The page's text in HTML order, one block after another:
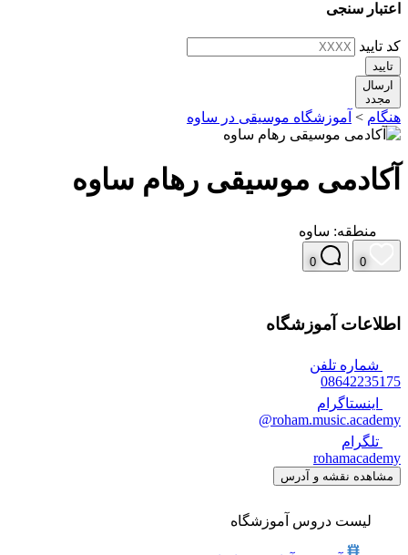
اعتبار سنجی
کد تایید
تایید
ارسال
مجدد
هنگام > آموزشگاه موسیقی در ساوه
آکادمی موسیقی رهام ساوه
منطقه: ساوه
0
0
اطلاعات آموزشگاه
شماره تلفن
08642235175
اینستاگرام
roham.music.academy@
تلگرام
rohamacademy
مشاهده نقشه و آدرس
لیست دروس آموزشگاه